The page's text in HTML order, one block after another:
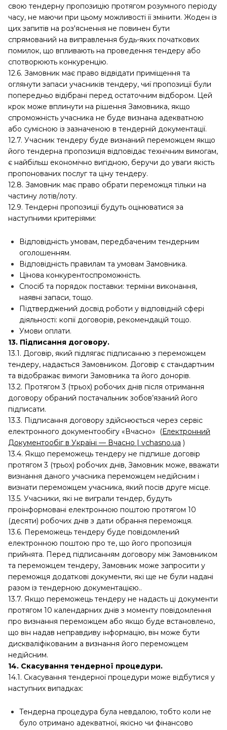
свою тендерну пропозицію протягом розумного періоду
часу, не маючи при цьому можливості її змінити. Жоден із
цих запитів на роз'яснення не повинен бути
спрямований на виправлення будь-яких початкових
помилок, що впливають на проведення тендеру або
спотворюють конкуренцію.
12.6. Замовник має право відвідати приміщення та
оглянути запаси учасників тендеру, чиї пропозиції були
попередньо відібрані перед остаточним відбором. Цей
крок може вплинути на рішення Замовника, якщо
спроможність учасника не буде визнана адекватною
або сумісною із зазначеною в тендерній документації.
12.7. Учасник тендеру буде визнаний переможцем якщо
його тендерна пропозиція відповідає технічним вимогам,
є найбільш економічно вигідною, беручи до уваги якість
пропонованих послуг та ціну тендеру.
12.8. Замовник має право обрати переможця тільки на
частину лотів/лоту.
12.9. Тендерні пропозиції будуть оцінюватися за
наступними критеріями:
Відповідність умовам, передбаченим тендерним
оголошенням.
Відповідність правилам та умовам Замовника.
Цінова конкурентоспроможність.
Спосіб та порядок поставки: терміни виконання,
наявні запаси, тощо.
Підтверджений досвід роботи у відповідній сфері
діяльності: копії договорів, рекомендацій тощо.
Умови оплати.
13. Підписання договору.
13.1. Договір, який підлягає підписанню з переможцем
тендеру, надається Замовником. Договір є стандартним
та відображає вимоги Замовника та його донорів.
13.2. Протягом 3 (трьох) робочих днів після отримання
договору обраний постачальник зобов’язаний його
підписати.
13.3. Підписання договору здійснюється через сервіс
електронного документообігу «Вчасно» (Електронний
Документообіг в Україні — Вчасно | vchasno.ua )
13.4. Якщо переможець тендеру не підпише договір
протягом 3 (трьох) робочих днів, Замовник може, вважати
визнання даного учасника переможцем недійсним і
визнати переможцем учасника, який посів друге місце.
13.5. Учасники, які не виграли тендер, будуть
проінформовані електронною поштою протягом 10
(десяти) робочих днів з дати обрання переможця.
13.6. Переможець тендеру буде повідомлений
електронною поштою про те, що його пропозиція
прийнята. Перед підписанням договору між Замовником
та переможцем тендеру, Замовник може запросити у
переможця додаткові документи, які ще не були надані
разом із тендерною документацією..
13.7. Якщо переможець тендеру не надасть ці документи
протягом 10 календарних днів з моменту повідомлення
про визнання переможцем або якщо буде встановлено,
що він надав неправдиву інформацію, він може бути
дискваліфікованим а визнання його переможцем
недійсним.
14. Скасування тендерної процедури.
14.1. Скасування тендерної процедури може відбутися у
наступних випадках:
Тендерна процедура була невдалою, тобто коли не
було отримано адекватної, якісно чи фінансово